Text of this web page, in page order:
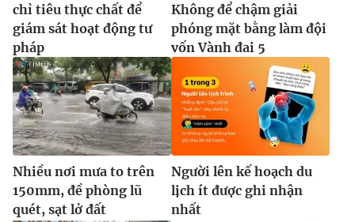
chỉ tiêu thực chất để
giám sát hoạt động tư
pháp
Không để chậm giải
phóng mặt bằng làm đội
vốn Vành đai 5
Nhiều nơi mưa to trên
150mm, đề phòng lũ
quét, sạt lở đất
Người lên kế hoạch du
lịch ít được ghi nhận
nhất